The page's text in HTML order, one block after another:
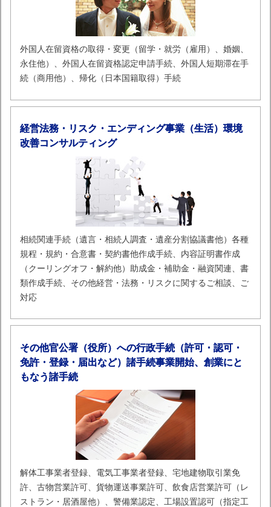
外国人在留資格の取得・変更（留学・就労（雇用）、婚姻、
永住他）、外国人在留資格認定申請手続、外国人短期滞在手
続（商用他）、帰化（日本国籍取得）手続
経営法務・リスク・エンディング事業（生活）環境
改善コンサルティング
相続関連手続（遺言・相続人調査・遺産分割協議書他）各種
規程・規約・合意書・契約書他作成手続、内容証明書作成
（クーリングオフ・解約他）助成金・補助金・融資関連、書
類作成手続、その他経営・法務・リスクに関するご相談、ご
対応
その他官公署（役所）への行政手続（許可・認可・
免許・登録・届出など）諸手続事業開始、創業にと
もなう諸手続
解体工事業者登録、電気工事業者登録、宅地建物取引業免
許、古物営業許可、貨物運送事業許可、飲食店営業許可（レ
ストラン・居酒屋他）、警備業認定、工場設置認可（指定工